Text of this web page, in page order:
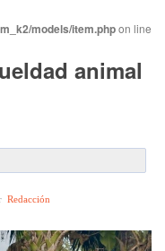
models/item.phpon line
animal
Redacción